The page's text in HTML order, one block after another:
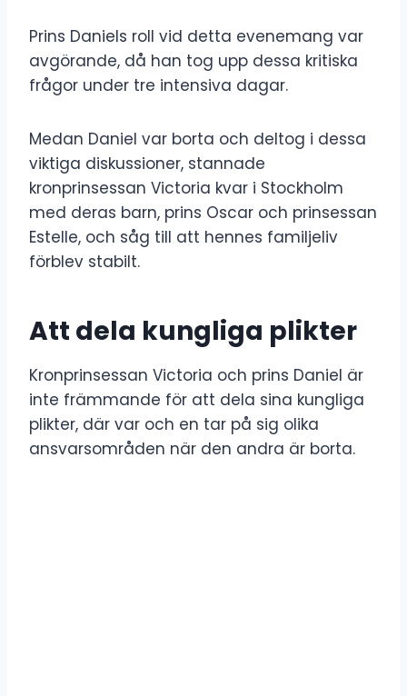
Prins Daniels roll vid detta evenemang var
avgörande, då han tog upp dessa kritiska
frågor under tre intensiva dagar.
Medan Daniel var borta och deltog i dessa
viktiga diskussioner, stannade
kronprinsessan Victoria kvar i Stockholm
med deras barn, prins Oscar och prinsessan
Estelle, och såg till att hennes familjeliv
förblev stabilt.
Att dela kungliga plikter
Kronprinsessan Victoria och prins Daniel är
inte främmande för att dela sina kungliga
plikter, där var och en tar på sig olika
ansvarsområden när den andra är borta.